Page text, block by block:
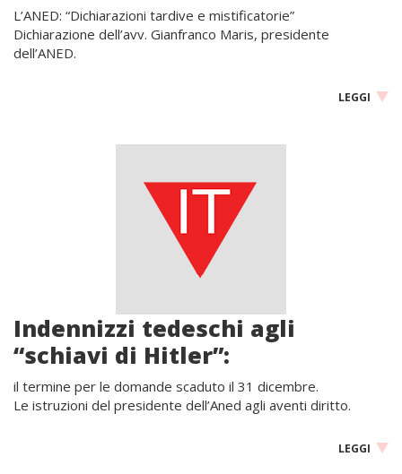
L’ANED: “Dichiarazioni tardive e mistificatorie”
Dichiarazione dell’avv. Gianfranco Maris, presidente
dell’ANED.
LEGGI
Indennizzi tedeschi agli
“schiavi di Hitler”:
il termine per le domande scaduto il 31 dicembre.
Le istruzioni del presidente dell’Aned agli aventi diritto.
LEGGI